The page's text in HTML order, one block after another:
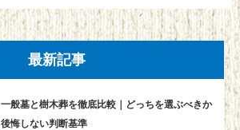
最新記事
一般墓と樹木葬を徹底比較｜どっちを選ぶべきか
後悔しない判断基準